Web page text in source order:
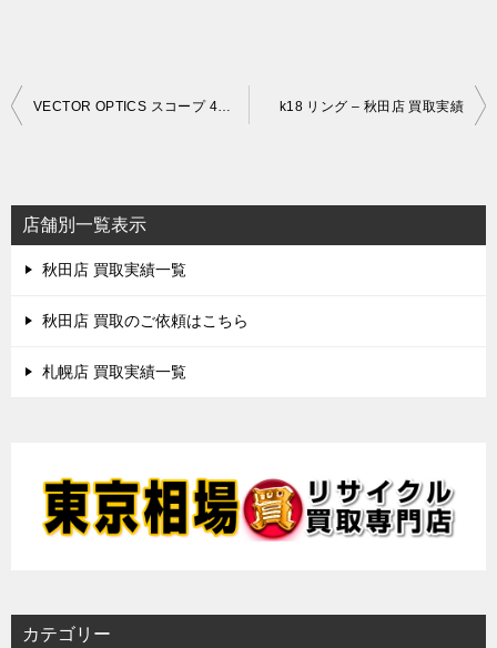
投
ビ
ゲ
ー
シ
k18 リング – 秋田店 買取実績
店舗別一覧表示
秋田店 買取実績一覧
秋田店 買取のご依頼はこちら
札幌店 買取実績一覧
カテゴリー